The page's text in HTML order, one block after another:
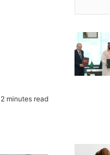
2 minutes read